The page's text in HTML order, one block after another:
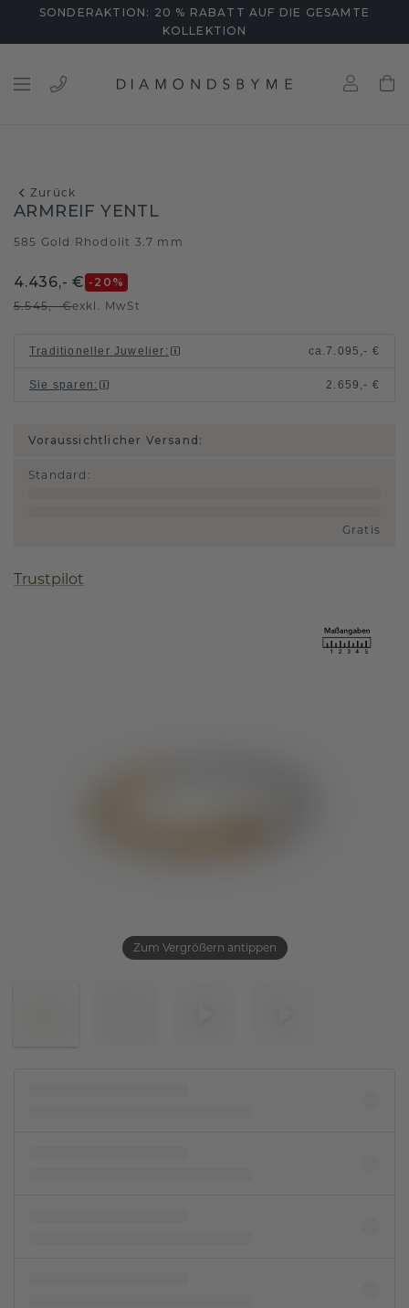
SONDERAKTION: 20 % RABATT AUF DIE GESAMTE
KOLLEKTION
Zurück
Zum Vergrößern antippen
ARMREIF YENTL
585 Gold Rhodolit 3.7 mm
4.436,- € -20 %
5.545,- €exkl. MwSt
Traditioneller Juwelier : ca.7.095,- €
Sie sparen : 2.659,- €
Voraussichtlicher Versand:
Standard :
Gratis
Trustpilot